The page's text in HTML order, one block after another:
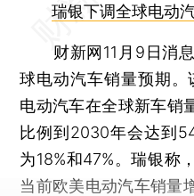
瑞银下调全球电动
财新网11月9日消息
球电动汽车销量预期
电动汽车在全球新车销
比例到2030年会达到
为18%和47%。瑞银称
当前欧美电动汽车销量